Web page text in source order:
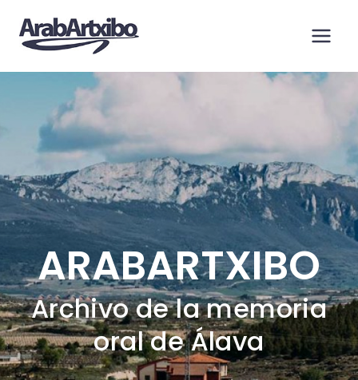
contenido
ARABARTXIBO
Archivo de la memoria
oral de Álava